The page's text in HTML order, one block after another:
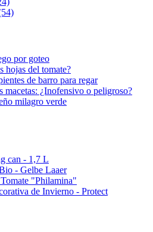
por goteo
hojas del tomate?
de barro para regar
macetas: ¿Inofensivo o peligroso?
milagro verde
can - 1,7 L
- Gelbe Laaer
"Philamina"
de Invierno - Protect